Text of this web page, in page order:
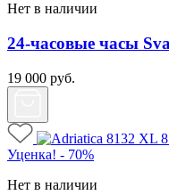
Нет в наличии
24-часовые часы
19 000 руб.
Уценка! - 70%
Нет в наличии